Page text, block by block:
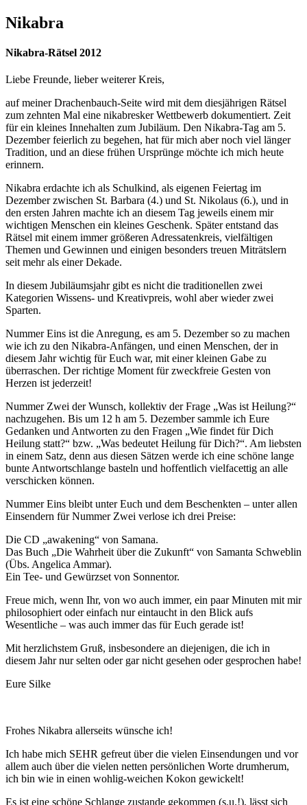
Nikabra
Nikabra-Rätsel 2012
Liebe Freunde, lieber weiterer Kreis,
auf meiner Drachenbauch-Seite wird mit dem diesjährigen Rätsel
zum zehnten Mal eine nikabresker Wettbewerb dokumentiert. Zeit
für ein kleines Innehalten zum Jubiläum. Den Nikabra-Tag am 5.
Dezember feierlich zu begehen, hat für mich aber noch viel länger
Tradition, und an diese frühen Ursprünge möchte ich mich heute
erinnern.
Nikabra erdachte ich als Schulkind, als eigenen Feiertag im
Dezember zwischen St. Barbara (4.) und St. Nikolaus (6.), und in
den ersten Jahren machte ich an diesem Tag jeweils einem mir
wichtigen Menschen ein kleines Geschenk. Später entstand das
Rätsel mit einem immer größeren Adressatenkreis, vielfältigen
Themen und Gewinnen und einigen besonders treuen Miträtslern
seit mehr als einer Dekade.
In diesem Jubiläumsjahr gibt es nicht die traditionellen zwei
Kategorien Wissens- und Kreativpreis, wohl aber wieder zwei
Sparten.
Nummer Eins ist die Anregung, es am 5. Dezember so zu machen
wie ich zu den Nikabra-Anfängen, und einen Menschen, der in
diesem Jahr wichtig für Euch war, mit einer kleinen Gabe zu
überraschen. Der richtige Moment für zweckfreie Gesten von
Herzen ist jederzeit!
Nummer Zwei der Wunsch, kollektiv der Frage „Was ist Heilung?“
nachzugehen. Bis um 12 h am 5. Dezember sammle ich Eure
Gedanken und Antworten zu den Fragen „Wie findet für Dich
Heilung statt?“ bzw. „Was bedeutet Heilung für Dich?“. Am liebsten
in einem Satz, denn aus diesen Sätzen werde ich eine schöne lange
bunte Antwortschlange basteln und hoffentlich vielfacettig an alle
verschicken können.
Nummer Eins bleibt unter Euch und dem Beschenkten – unter allen
Einsendern für Nummer Zwei verlose ich drei Preise:
Die CD „awakening“ von Samana.
Das Buch „Die Wahrheit über die Zukunft“ von Samanta Schweblin
(Übs. Angelica Ammar).
Ein Tee- und Gewürzset von Sonnentor.
Freue mich, wenn Ihr, von wo auch immer, ein paar Minuten mit mir
philosophiert oder einfach nur eintaucht in den Blick aufs
Wesentliche – was auch immer das für Euch gerade ist!
Mit herzlichstem Gruß, insbesondere an diejenigen, die ich in
diesem Jahr nur selten oder gar nicht gesehen oder gesprochen habe!
Eure Silke
Frohes Nikabra allerseits wünsche ich!
Ich habe mich SEHR gefreut über die vielen Einsendungen und vor
allem auch über die vielen netten persönlichen Worte drumherum,
ich bin wie in einen wohlig-weichen Kokon gewickelt!
Es ist eine schöne Schlange zustande gekommen (s.u.!), lässt sich